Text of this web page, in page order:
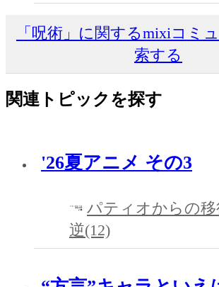
「呪術」に関するmixiコミ
索する
関連トピックを探す
'26夏アニメ その3
パティオからの
逆(12)